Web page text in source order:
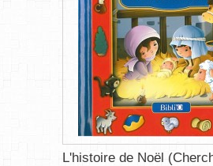
L'histoire de Noël